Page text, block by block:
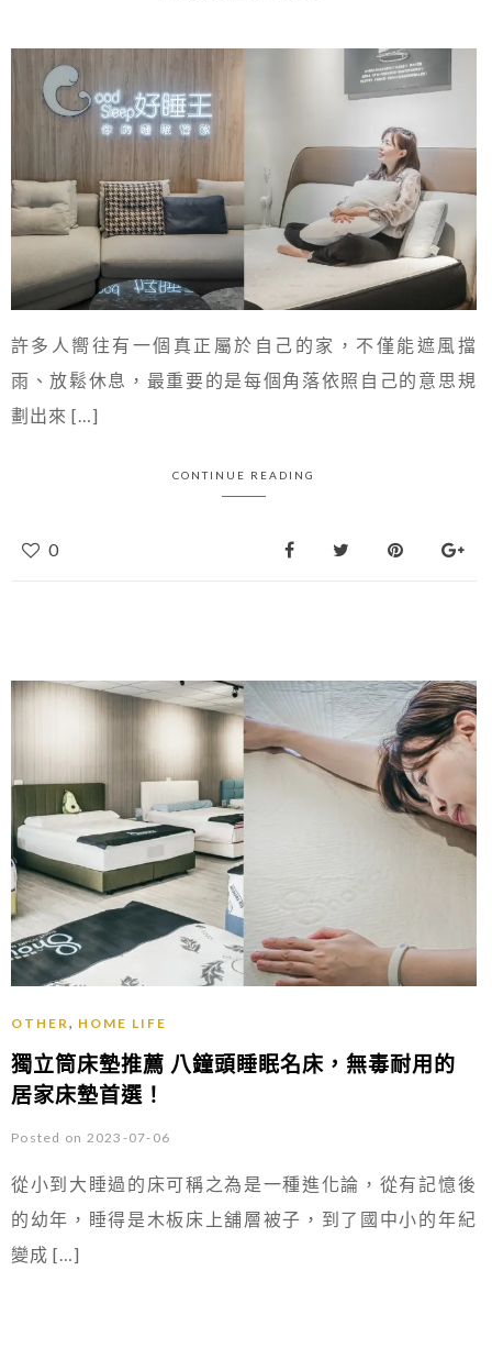
許多人嚮往有一個真正屬於自己的家，不僅能遮風擋
雨、放鬆休息，最重要的是每個角落依照自己的意思規
劃出來 […]
CONTINUE READING
0
OTHER, HOME LIFE
獨立筒床墊推薦 八鐘頭睡眠名床，無毒耐用的
居家床墊首選！
Posted on 2023-07-06
從小到大睡過的床可稱之為是一種進化論，從有記憶後
的幼年，睡得是木板床上舖層被子，到了國中小的年紀
變成 […]